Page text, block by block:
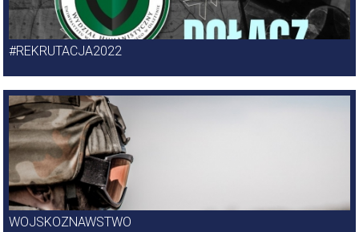
#REKRUTACJA2022
WOJSKOZNAWSTWO